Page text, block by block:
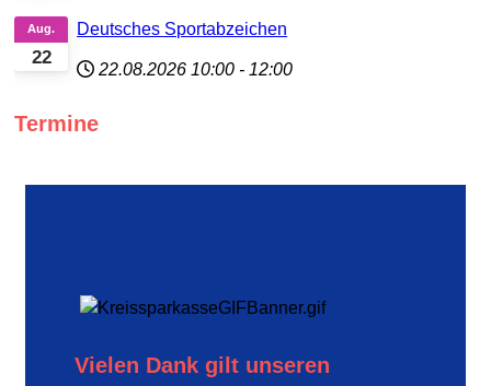
22
Aug. Deutsches Sportabzeichen
22.08.2026 10:00 - 12:00
Termine
Vielen Dank gilt unseren